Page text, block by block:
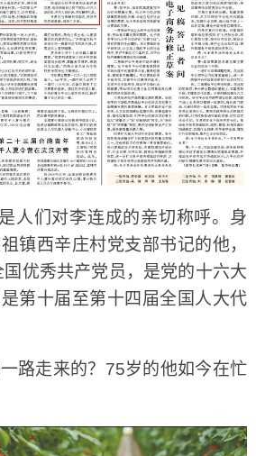
们对李连成的亲切称呼。身
镇西辛庄村党支部书记的他，
优秀共产党员，是党的十六大
第十届至第十四届全国人大代
走来的？75岁的他如今在忙